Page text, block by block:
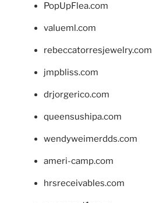
PopUpFlea.com
valueml.com
rebeccatorresjewelry.com
jmpbliss.com
drjorgerico.com
queensushipa.com
wendyweimerdds.com
ameri-camp.com
hrsreceivables.com